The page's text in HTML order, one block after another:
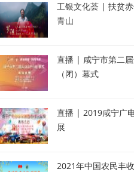
工银文化荟 | 扶贫
青山
直播 | 咸宁市第二
（闭）幕式
直播 | 2019咸宁广
展
2021年中国农民丰